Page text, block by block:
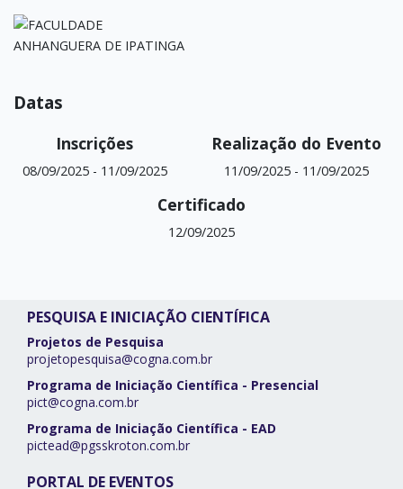
Datas
Inscrições
08/09/2025- 11/09/2025
Realização do Evento
11/09/2025- 11/09/2025
Certificado
12/09/2025
PESQUISA E INICIAÇÃO CIENTÍFICA
Projetos de Pesquisa
projetopesquisa@cogna.com.br
Programa de Iniciação Científica - Presencial
pict@cogna.com.br
Programa de Iniciação Científica - EAD
pictead@pgsskroton.com.br
PORTAL DE EVENTOS